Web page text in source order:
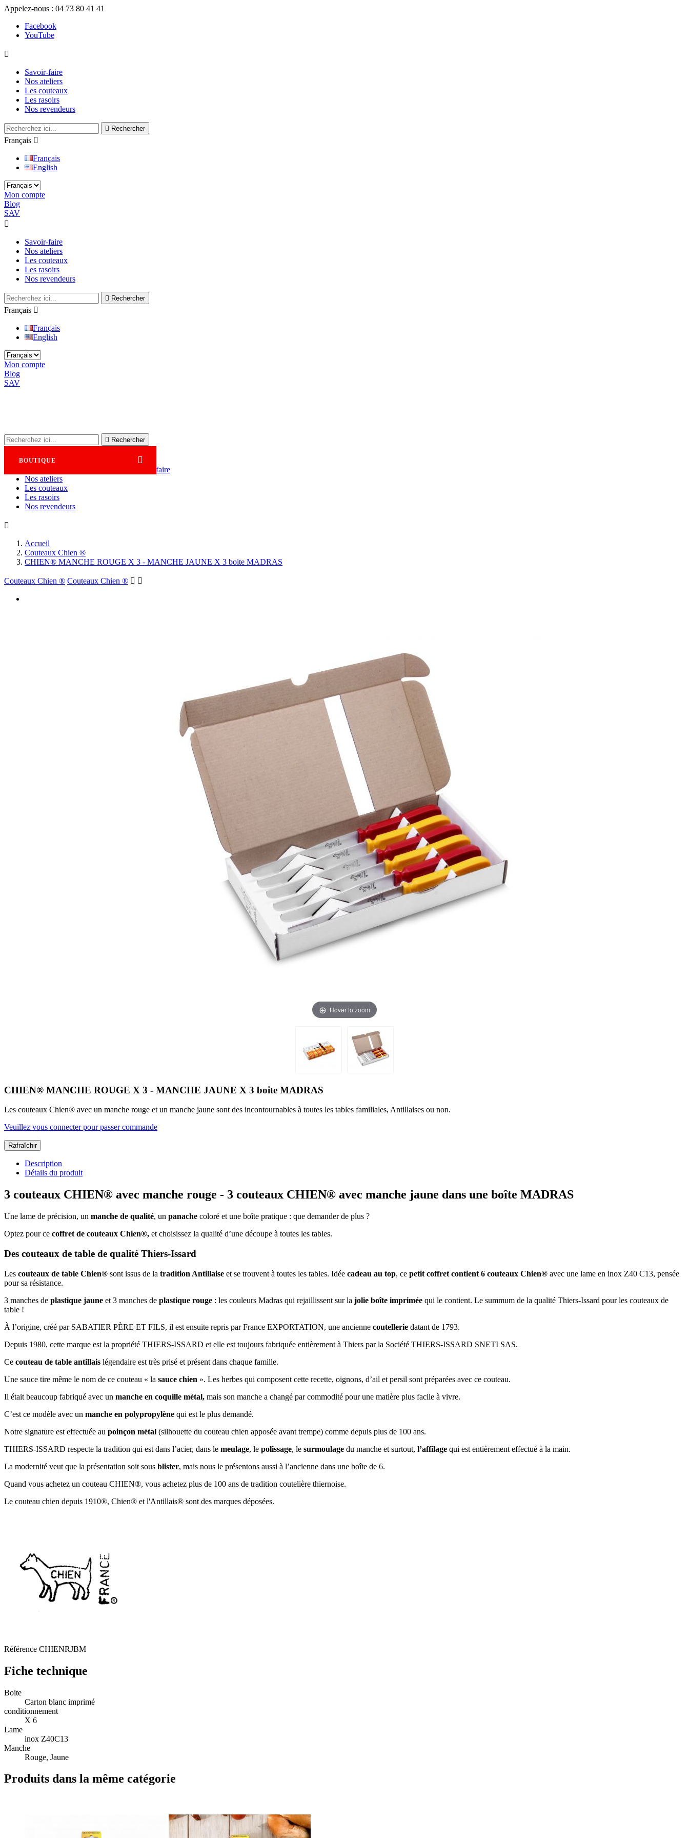
Appelez-nous : 04 73 80 41 41
Facebook
YouTube

Savoir-faire
Nos ateliers
Les couteaux
Les rasoirs
Nos revendeurs
 Rechercher
Français 
Français
English
Mon compte
Blog
SAV

Savoir-faire
Nos ateliers
Les couteaux
Les rasoirs
Nos revendeurs
 Rechercher
Français 
Français
English
Mon compte
Blog
SAV
 Rechercher

BOUTIQUE
Savoir-faire
Nos ateliers
Les couteaux
Les rasoirs
Nos revendeurs

Accueil
Couteaux Chien ®
CHIEN® MANCHE ROUGE X 3 - MANCHE JAUNE X 3 boite MADRAS
Couteaux Chien ® Couteaux Chien ®  
Hover to zoom
CHIEN® MANCHE ROUGE X 3 - MANCHE JAUNE X 3 boite MADRAS
Les couteaux Chien® avec un manche rouge et un manche jaune sont des incontournables à toutes les tables familiales, Antillaises ou non.
Veuillez vous connecter pour passer commande
Description
Détails du produit
3 couteaux CHIEN® avec manche rouge - 3 couteaux CHIEN® avec manche jaune dans une boîte MADRAS
Une lame de précision, un manche de qualité, un panache coloré et une boîte pratique : que demander de plus ?
Optez pour ce coffret de couteaux Chien®, et choisissez la qualité d’une découpe à toutes les tables.
Des couteaux de table de qualité Thiers-Issard
Les couteaux de table Chien® sont issus de la tradition Antillaise et se trouvent à toutes les tables. Idée cadeau au top, ce petit coffret contient 6 couteaux Chien® avec une lame en inox Z40 C13, pensée
pour sa résistance.
3 manches de plastique jaune et 3 manches de plastique rouge : les couleurs Madras qui rejaillissent sur la jolie boîte imprimée qui le contient. Le summum de la qualité Thiers-Issard pour les couteaux de
table !
À l’origine, créé par SABATIER PÈRE ET FILS, il est ensuite repris par France EXPORTATION, une ancienne coutellerie datant de 1793.
Depuis 1980, cette marque est la propriété THIERS-ISSARD et elle est toujours fabriquée entièrement à Thiers par la Société THIERS-ISSARD SNETI SAS.
Ce couteau de table antillais légendaire est très prisé et présent dans chaque famille.
Une sauce tire même le nom de ce couteau « la sauce chien ». Les herbes qui composent cette recette, oignons, d’ail et persil sont préparées avec ce couteau.
Il était beaucoup fabriqué avec un manche en coquille métal, mais son manche a changé par commodité pour une matière plus facile à vivre.
C’est ce modèle avec un manche en polypropylène qui est le plus demandé.
Notre signature est effectuée au poinçon métal (silhouette du couteau chien apposée avant trempe) comme depuis plus de 100 ans.
THIERS-ISSARD respecte la tradition qui est dans l’acier, dans le meulage, le polissage, le surmoulage du manche et surtout, l’affilage qui est entièrement effectué à la main.
La modernité veut que la présentation soit sous blister, mais nous le présentons aussi à l’ancienne dans une boîte de 6.
Quand vous achetez un couteau CHIEN®, vous achetez plus de 100 ans de tradition coutelière thiernoise.
Le couteau chien depuis 1910®, Chien® et l'Antillais® sont des marques déposées.
Référence CHIENRJBM
Fiche technique
Boite
Carton blanc imprimé
conditionnement
X 6
Lame
inox Z40C13
Manche
Rouge, Jaune
Produits dans la même catégorie